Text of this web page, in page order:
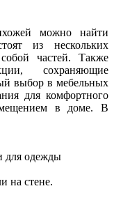
можно найти
из нескольких
частей. Также
сохраняющие
выбор в мебельных
для комфортного
в доме. В
для одежды
на стене.